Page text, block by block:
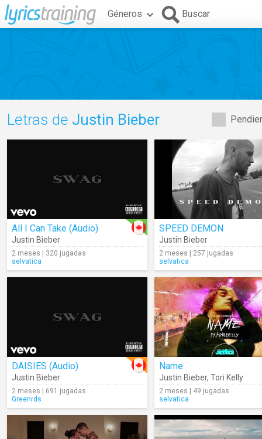
Géneros Buscar
Letras de Justin Bieber
All I Can Take (Audio)
Justin Bieber
2 meses | 320 jugadas
selvatica
SPEED DEMON
Justin Bieber
2 meses | 257 jugadas
selvatica
DAISIES (Audio)
Justin Bieber
2 meses | 691 jugadas
Greenrds
Name
Justin Bieber, Tori Kelly
2 meses | 49 jugadas
selvatica